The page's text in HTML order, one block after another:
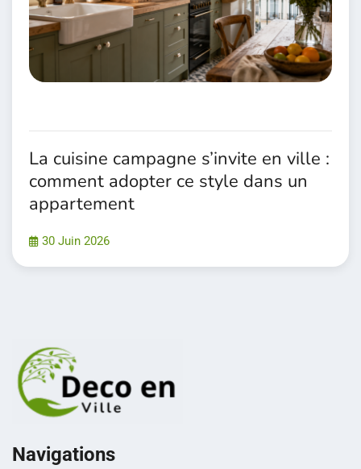
La cuisine campagne s’invite en ville :
comment adopter ce style dans un
appartement
30 Juin 2026
Navigations